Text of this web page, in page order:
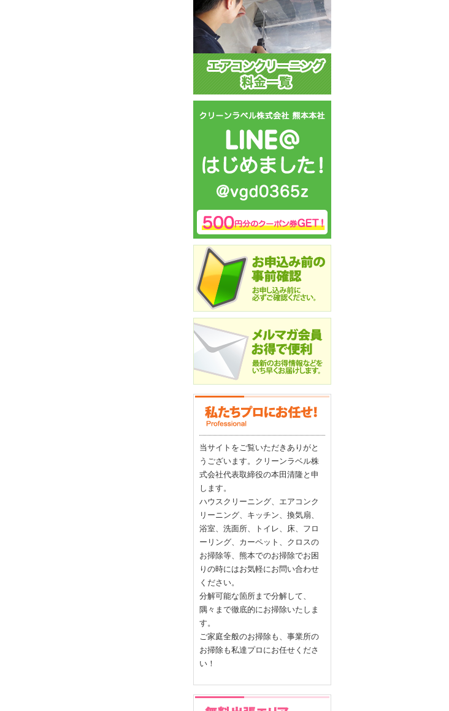
当サイトをご覧いただきありがと
うございます。クリーンラベル株
式会社代表取締役の本田清隆と申
します。
ハウスクリーニング、エアコンク
リーニング、キッチン、換気扇、
浴室、洗面所、トイレ、床、フロ
ーリング、カーペット、クロスの
お掃除等、熊本でのお掃除でお困
りの時にはお気軽にお問い合わせ
ください。
分解可能な箇所まで分解して、
隅々まで徹底的にお掃除いたしま
す。
ご家庭全般のお掃除も、事業所の
お掃除も私達プロにお任せくださ
い！